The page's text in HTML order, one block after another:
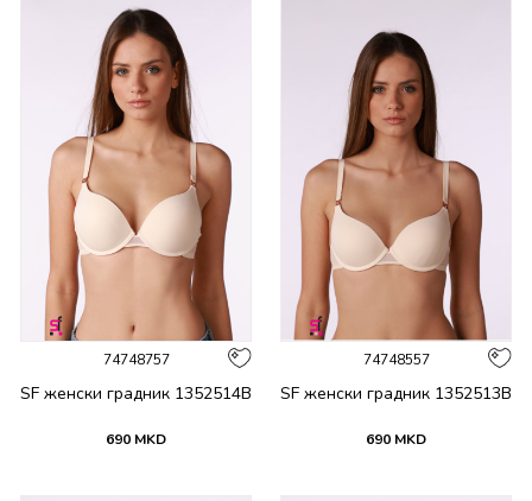
74748757
SF женски градник 1352514B
690 MKD
74748557
SF женски градник 1352513B
690 MKD